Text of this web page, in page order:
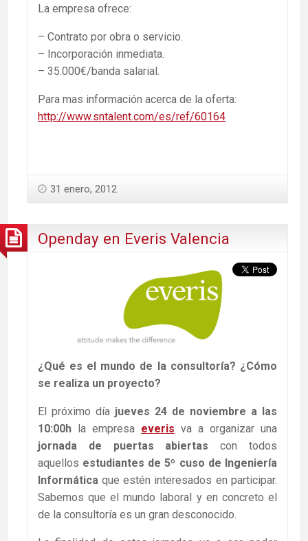
La empresa ofrece:
– Contrato por obra o servicio.
– Incorporación inmediata.
– 35.000€/banda salarial.
Para mas información acerca de la oferta:
http://www.sntalent.com/es/ref/60164
31 enero, 2012
Openday en Everis Valencia
¿Qué es el mundo de la consultoría? ¿Cómo
se realiza un proyecto?
El próximo día jueves 24 de noviembre a las
10:00h la empresa everis va a organizar una
jornada de puertas abiertas con todos
aquellos estudiantes de 5º cuso de Ingeniería
Informática que estén interesados en participar.
Sabemos que el mundo laboral y en concreto el
de la consultoría es un gran desconocido.